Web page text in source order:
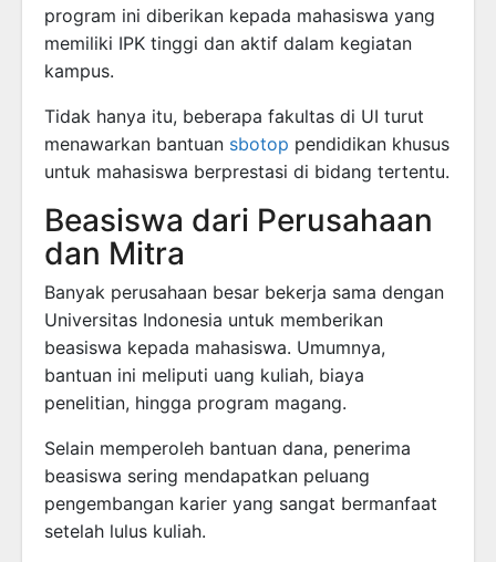
program ini diberikan kepada mahasiswa yang
memiliki IPK tinggi dan aktif dalam kegiatan
kampus.
Tidak hanya itu, beberapa fakultas di UI turut
menawarkan bantuan sbotop pendidikan khusus
untuk mahasiswa berprestasi di bidang tertentu.
Beasiswa dari Perusahaan
dan Mitra
Banyak perusahaan besar bekerja sama dengan
Universitas Indonesia untuk memberikan
beasiswa kepada mahasiswa. Umumnya,
bantuan ini meliputi uang kuliah, biaya
penelitian, hingga program magang.
Selain memperoleh bantuan dana, penerima
beasiswa sering mendapatkan peluang
pengembangan karier yang sangat bermanfaat
setelah lulus kuliah.